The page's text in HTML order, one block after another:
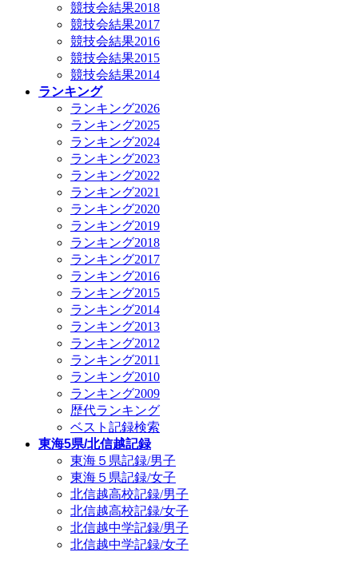
競技会結果2018
競技会結果2017
競技会結果2016
競技会結果2015
競技会結果2014
ランキング
ランキング2026
ランキング2025
ランキング2024
ランキング2023
ランキング2022
ランキング2021
ランキング2020
ランキング2019
ランキング2018
ランキング2017
ランキング2016
ランキング2015
ランキング2014
ランキング2013
ランキング2012
ランキング2011
ランキング2010
ランキング2009
歴代ランキング
ベスト記録検索
東海5県/北信越記録
東海５県記録/男子
東海５県記録/女子
北信越高校記録/男子
北信越高校記録/女子
北信越中学記録/男子
北信越中学記録/女子